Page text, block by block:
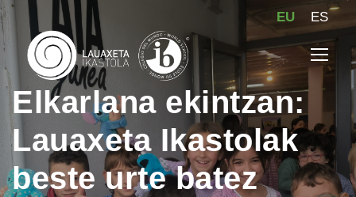
EU ES
Elkarlana ekintzan:
Lauaxeta Ikastolak
beste urte batez